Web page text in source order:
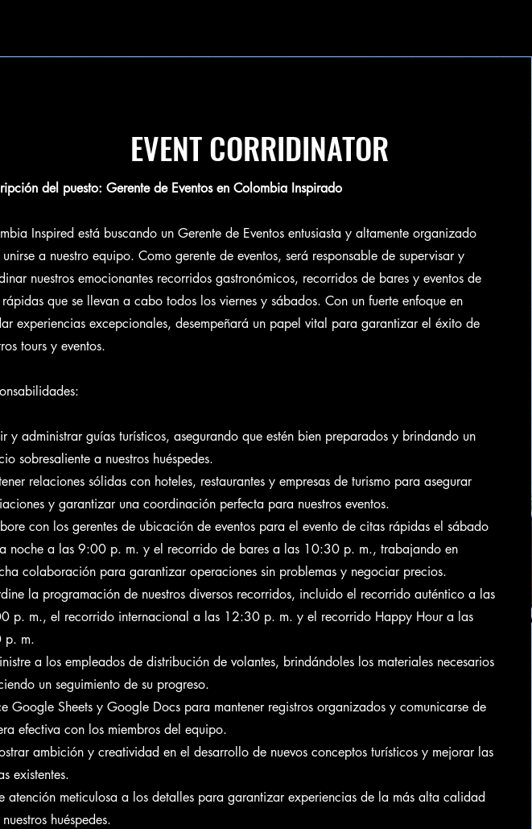
EVENT CORRIDINATOR
del puesto: Gerente de Eventos en Colombia Inspirado
Inspired está buscando un Gerente de Eventos entusiasta y altamente organizado
unirse a nuestro equipo. Como gerente de eventos, será responsable de supervisar y
nuestros emocionantes recorridos gastronómicos, recorridos de bares y eventos de
rápidas que se llevan a cabo todos los viernes y sábados. Con un fuerte enfoque en
experiencias excepcionales, desempeñará un papel vital para garantizar el éxito de
tours y eventos.
y administrar guías turísticos, asegurando que estén bien preparados y brindando un
sobresaliente a nuestros huéspedes.
relaciones sólidas con hoteles, restaurantes y empresas de turismo para asegurar
y garantizar una coordinación perfecta para nuestros eventos.
con los gerentes de ubicación de eventos para el evento de citas rápidas el sábado
la noche a las 9:00 p. m. y el recorrido de bares a las 10:30 p. m., trabajando en
colaboración para garantizar operaciones sin problemas y negociar precios.
la programación de nuestros diversos recorridos, incluido el recorrido auténtico a las
p. m., el recorrido internacional a las 12:30 p. m. y el recorrido Happy Hour a las
p. m.
a los empleados de distribución de volantes, brindándoles los materiales necesarios
un seguimiento de su progreso.
Google Sheets y Google Docs para mantener registros organizados y comunicarse de
efectiva con los miembros del equipo.
ambición y creatividad en el desarrollo de nuevos conceptos turísticos y mejorar las
existentes.
atención meticulosa a los detalles para garantizar experiencias de la más alta calidad
nuestros huéspedes.